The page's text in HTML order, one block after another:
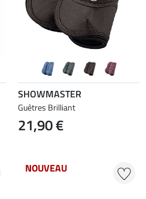
SHOWMASTER
Guêtres Brilliant
21,90 €
NOUVEAU